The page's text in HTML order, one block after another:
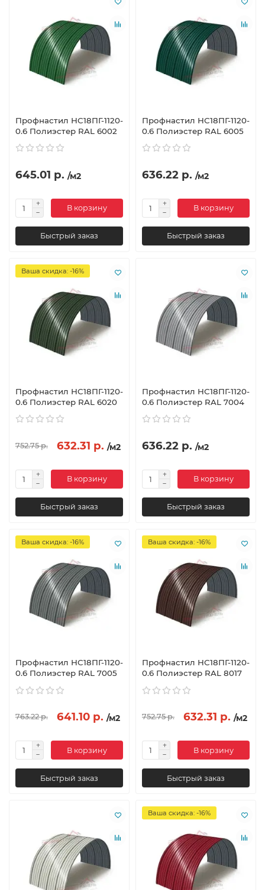
Профнастил НС18ПГ-1120-
0.6 Полиэстер RAL 6002
645.01 р. /м2
В корзину
Быстрый заказ
Профнастил НС18ПГ-1120-
0.6 Полиэстер RAL 6005
636.22 р. /м2
В корзину
Быстрый заказ
Ваша скидка: -16%
Профнастил НС18ПГ-1120-
0.6 Полиэстер RAL 6020
752.75 р. 632.31 р. /м2
В корзину
Быстрый заказ
Профнастил НС18ПГ-1120-
0.6 Полиэстер RAL 7004
636.22 р. /м2
В корзину
Быстрый заказ
Ваша скидка: -16%
Профнастил НС18ПГ-1120-
0.6 Полиэстер RAL 7005
763.22 р. 641.10 р. /м2
В корзину
Быстрый заказ
Ваша скидка: -16%
Профнастил НС18ПГ-1120-
0.6 Полиэстер RAL 8017
752.75 р. 632.31 р. /м2
В корзину
Быстрый заказ
Ваша скидка: -16%